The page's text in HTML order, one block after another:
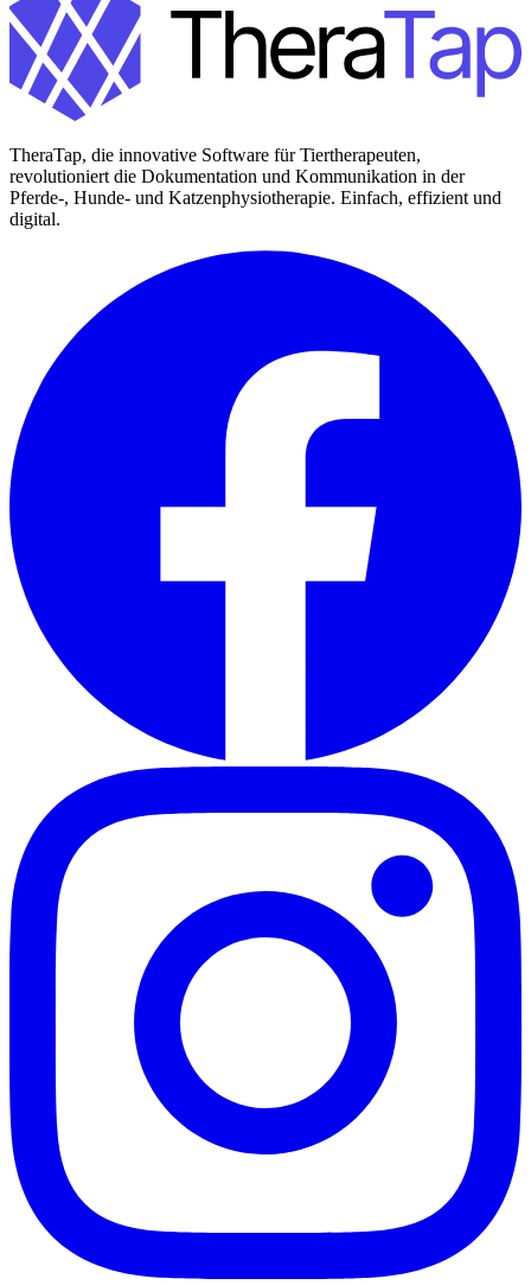
TheraTap, die innovative Software für Tiertherapeuten,
revolutioniert die Dokumentation und Kommunikation in der
Pferde-, Hunde- und Katzenphysiotherapie. Einfach, effizient und
digital.